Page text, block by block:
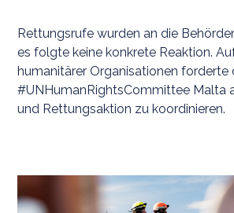
Rettungsrufe wurden an die
es folgte keine konkrete Reaktion.
humanitärer Organisationen forderte
#UNHumanRightsCommittee Malta
und Rettungsaktion zu koordinieren.